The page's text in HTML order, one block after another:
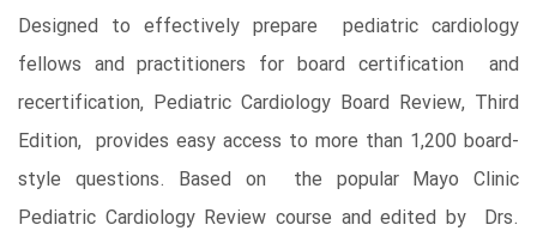
Designed to effectively prepare pediatric cardiology
fellows and practitioners for board certification and
recertification, Pediatric Cardiology Board Review, Third
Edition, provides easy access to more than 1,200 board-
style questions. Based on the popular Mayo Clinic
Pediatric Cardiology Review course and edited by Drs.